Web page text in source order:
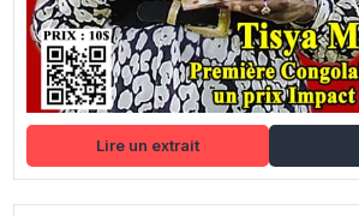
Lire un extrait